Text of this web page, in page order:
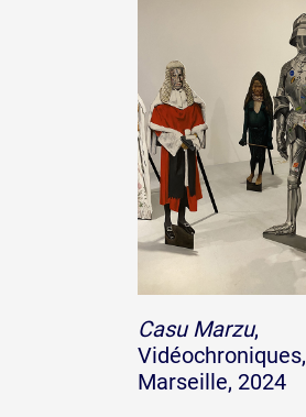
Casu Marzu,
Vidéochroniques,
Marseille, 2024